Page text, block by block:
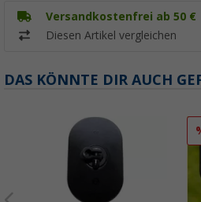
Versandkostenfrei ab 50 €
Diesen Artikel vergleichen
DAS KÖNNTE DIR AUCH